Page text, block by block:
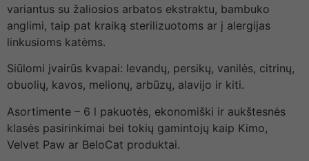
variantus su žaliosios arbatos ekstraktu, bambuko
anglimi, taip pat kraiką sterilizuotoms ar į alergijas
linkusioms katėms.
Siūlomi įvairūs kvapai: levandų, persikų, vanilės, citrinų,
obuolių, kavos, melionų, arbūzų, alavijo ir kiti.
Asortimente – 6 l pakuotės, ekonomiški ir aukštesnės
klasės pasirinkimai bei tokių gamintojų kaip Kimo,
Velvet Paw ar BeloCat produktai.